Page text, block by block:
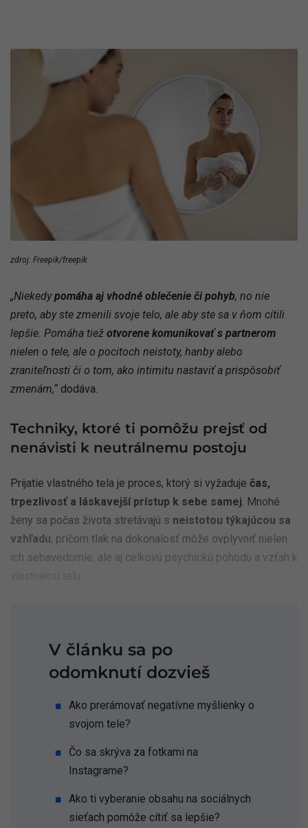
zdroj: Freepik/freepik
„Niekedypomáha aj vhodné oblečenie či pohyb, no nie
preto, aby ste zmenili svoje telo, ale aby ste sa v ňom cítili
lepšie. Pomáha tiež otvorene komunikovať s partnerom
nielen o tele, ale o pocitoch neistoty, hanby alebo
zraniteľnosti či o tom, ako intimitu nastaviť a prispôsobiť
zmenám,“ dodáva.
Techniky, ktoré ti pomôžu prejsť od
nenávisti k neutrálnemu postoju
Prijatie vlastného tela je proces, ktorý si vyžaduje čas,
trpezlivosť a láskavejší prístup k sebe samej. Mnohé
ženy sa počas života stretávajú s neistotou týkajúcou sa
vzhľadu, pričom tlak na dokonalosť môže ovplyvniť nielen
ich sebavedomie, ale aj celkovú psychickú pohodu a vzťah k
V článku sa po
odomknutí dozvieš
Ako prerámovať negatívne myšlienky o
svojom tele?
Čo sa skrýva za fotkami na
Instagrame?
Ako ti vyberanie obsahu na sociálnych
sieťach pomôže cítiť sa lepšie?